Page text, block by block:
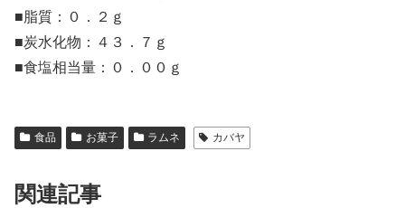
■脂質：０．２ｇ
■炭水化物：４３．７ｇ
■食塩相当量：０．００ｇ
食品 お菓子 ラムネ カバヤ
関連記事